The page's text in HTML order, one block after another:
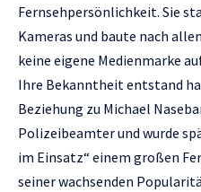
Fernsehpersönlichkeit. Sie
Kameras und baute nach
keine eigene Medienmarke
Ihre Bekanntheit entstand
Beziehung zu Michael
Polizeibeamter und wurde
im Einsatz“ einem großen
seiner wachsenden